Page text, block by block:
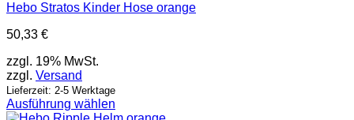
Hebo Stratos Kinder Hose orange
50,33 €
zzgl. 19% MwSt.
zzgl. Versand
Lieferzeit: 2-5 Werktage
Ausführung wählen